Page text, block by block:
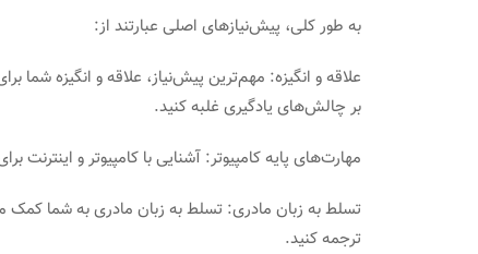
به طور کلی، پیش‌نیازهای اصلی عبارتند از:
علاقه و انگیزه: مهم‌ترین پیش‌نیاز، علاقه و انگیزه شما
بر چالش‌های یادگیری غلبه کنید.
مهارت‌های پایه کامپیوتر: آشنایی با کامپیوتر و اینترنت
تسلط به زبان مادری: تسلط به زبان مادری به شما کمک
ترجمه کنید.